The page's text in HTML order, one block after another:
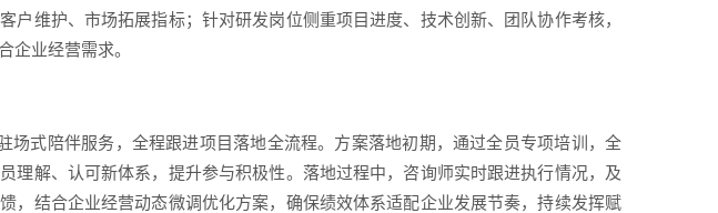
户维护、市场拓展指标；针对研发岗位侧重项目进度、技术创新、团队协作考核，
企业经营需求。
场式陪伴服务，全程跟进项目落地全流程。方案落地初期，通过全员专项培训，全
理解、认可新体系，提升参与积极性。落地过程中，咨询师实时跟进执行情况，及
，结合企业经营动态微调优化方案，确保绩效体系适配企业发展节奏，持续发挥赋